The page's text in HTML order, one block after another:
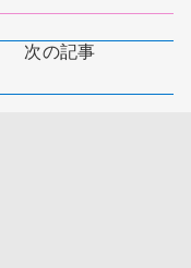
次の記事